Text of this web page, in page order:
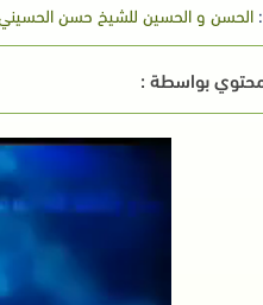
:الحسن و الحسين للشيخ حسن
بواسطة :